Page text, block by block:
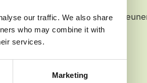
our traffic. We also share
who may combine it with
services.
Marketing
maatregelen en